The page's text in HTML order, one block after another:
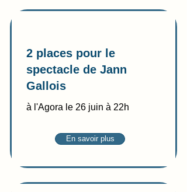
2 places pour le
spectacle de Jann
Gallois
à l'Agora le 26 juin à 22h
En savoir plus